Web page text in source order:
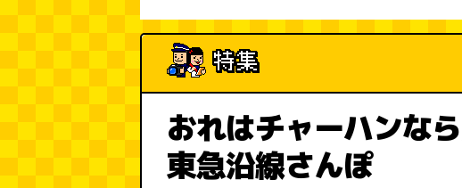
おれはチャーハンな
東急沿線さんぽ